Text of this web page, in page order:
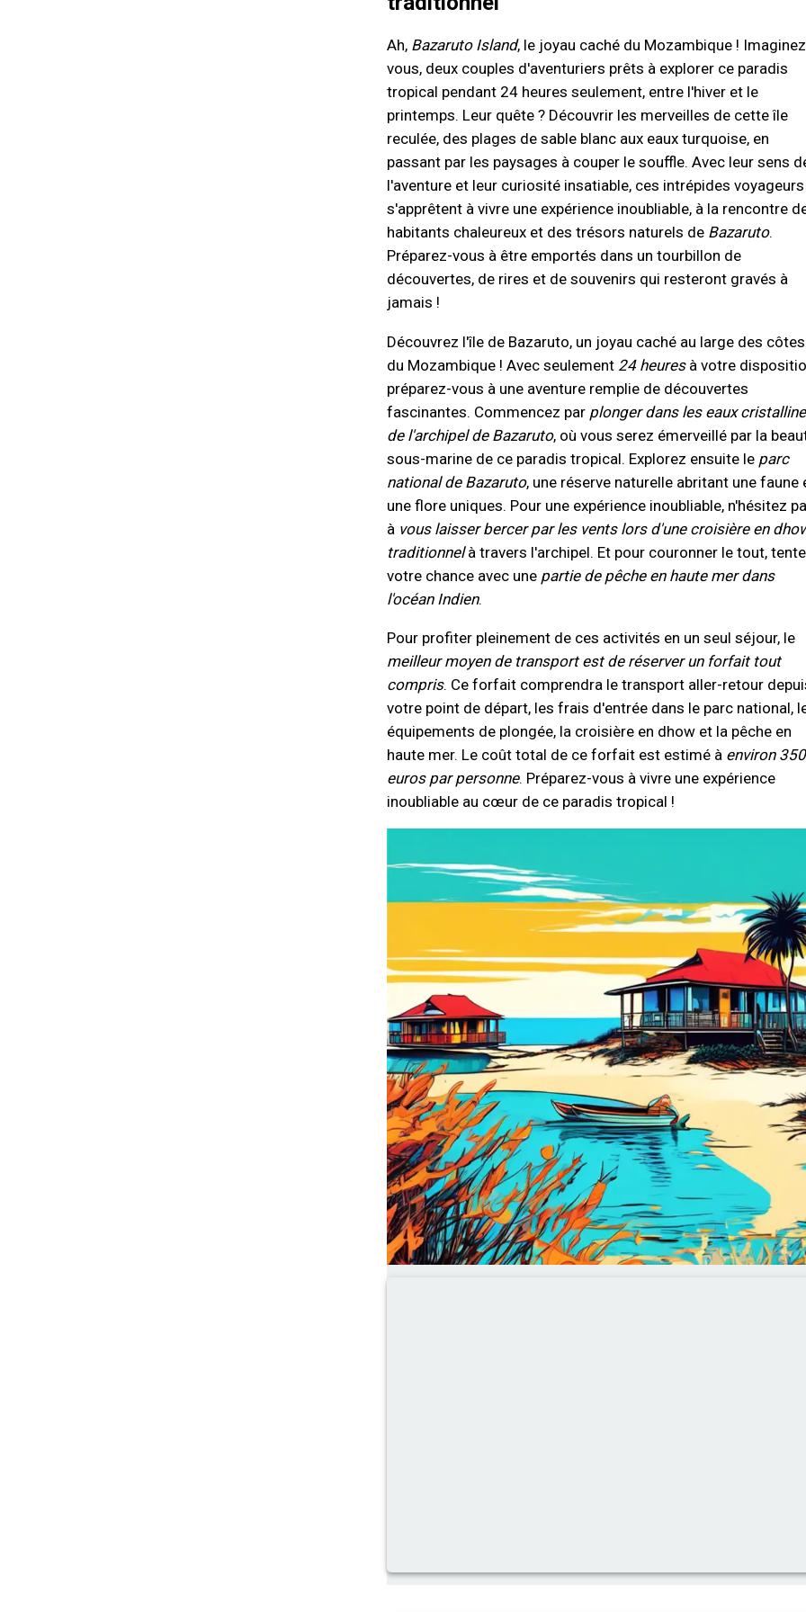
Ah, Bazaruto Island, le joyau caché du Mozambique !
vous, deux couples d'aventuriers prêts à explorer ce paradis
tropical pendant 24 heures seulement, entre l'hiver et le
printemps. Leur quête ? Découvrir les merveilles de cette île
reculée, des plages de sable blanc aux eaux turquoise, en
passant par les paysages à couper le souffle. Avec leur sens
l'aventure et leur curiosité insatiable, ces intrépides voyageurs
s'apprêtent à vivre une expérience inoubliable, à la rencontre
habitants chaleureux et des trésors naturels de Bazaruto.
Préparez-vous à être emportés dans un tourbillon de
découvertes, de rires et de souvenirs qui resteront gravés à
jamais !
Découvrez l'île de Bazaruto, un joyau caché au large des côtes
du Mozambique ! Avec seulement 24 heuresà votre
préparez-vous à une aventure remplie de découvertes
fascinantes. Commencez par plonger dans les eaux
de l'archipel de Bazaruto, où vous serez émerveillé par la
sous-marine de ce paradis tropical. Explorez ensuite le parc
national de Bazaruto, une réserve naturelle abritant une faune
une flore uniques. Pour une expérience inoubliable, n'hésitez
à vous laisser bercer par les vents lors d'une croisière en
traditionnelà travers l'archipel. Et pour couronner le tout,
votre chance avec une partie de pêche en haute mer dans
l'océan Indien.
Pour profiter pleinement de ces activités en un seul séjour, le
meilleur moyen de transport est de réserver un forfait tout
compris. Ce forfait comprendra le transport aller-retour
votre point de départ, les frais d'entrée dans le parc national,
équipements de plongée, la croisière en dhow et la pêche en
haute mer. Le coût total de ce forfait est estimé à environ 350
euros par personne. Préparez-vous à vivre une expérience
inoubliable au cœur de ce paradis tropical !